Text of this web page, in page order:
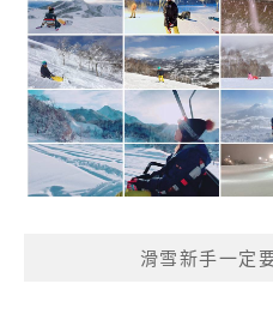
滑雪新手一定